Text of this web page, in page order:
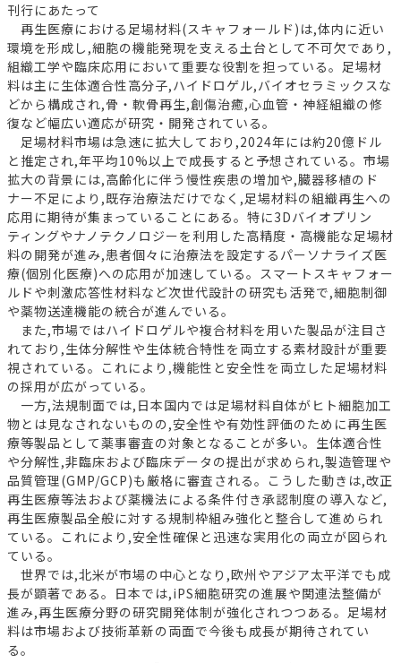
刊行にあたって
再生医療における足場材料(スキャフォールド)は,体内に近い
環境を形成し,細胞の機能発現を支える土台として不可欠であり,
組織工学や臨床応用において重要な役割を担っている。足場材
料は主に生体適合性高分子,ハイドロゲル,バイオセラミックスな
どから構成され,骨・軟骨再生,創傷治癒,心血管・神経組織の修
復など幅広い適応が研究・開発されている。
足場材料市場は急速に拡大しており,2024年には約20億ドル
と推定され,年平均10%以上で成長すると予想されている。市場
拡大の背景には,高齢化に伴う慢性疾患の増加や,臓器移植のド
ナー不足により,既存治療法だけでなく,足場材料の組織再生への
応用に期待が集まっていることにある。特に3Dバイオプリン
ティングやナノテクノロジーを利用した高精度・高機能な足場材
料の開発が進み,患者個々に治療法を設定するパーソナライズ医
療(個別化医療)への応用が加速している。スマートスキャフォー
ルドや刺激応答性材料など次世代設計の研究も活発で,細胞制御
や薬物送達機能の統合が進んでいる。
また,市場ではハイドロゲルや複合材料を用いた製品が注目さ
れており,生体分解性や生体統合特性を両立する素材設計が重要
視されている。これにより,機能性と安全性を両立した足場材料
の採用が広がっている。
一方,法規制面では,日本国内では足場材料自体がヒト細胞加工
物とは見なされないものの,安全性や有効性評価のために再生医
療等製品として薬事審査の対象となることが多い。生体適合性
や分解性,非臨床および臨床データの提出が求められ,製造管理や
品質管理(GMP/GCP)も厳格に審査される。こうした動きは,改正
再生医療等法および薬機法による条件付き承認制度の導入など,
再生医療製品全般に対する規制枠組み強化と整合して進められ
ている。これにより,安全性確保と迅速な実用化の両立が図られ
ている。
世界では,北米が市場の中心となり,欧州やアジア太平洋でも成
長が顕著である。日本では,iPS細胞研究の進展や関連法整備が
進み,再生医療分野の研究開発体制が強化されつつある。足場材
料は市場および技術革新の両面で今後も成長が期待されてい
る。